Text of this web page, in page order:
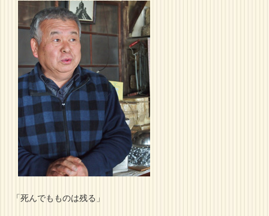
「死んでもものは残る」